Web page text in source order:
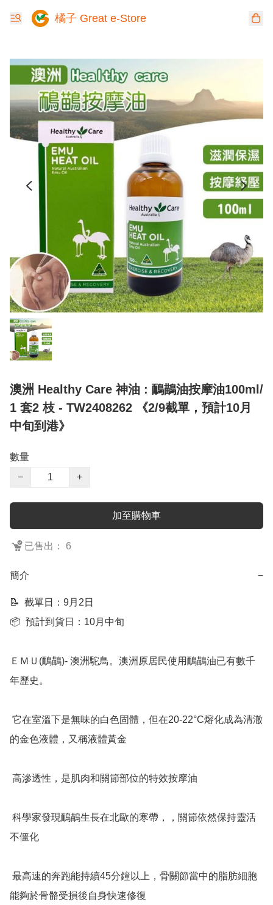
橘子 Great e-Store
澳洲 Healthy Care 神油 : 鴯鶓油按摩油100ml/
1 套2 枝 - TW2408262 《2/9截單，預計10月
中旬到港》
數量
−
+
加至購物車
已售出： 6
簡介 −
📝  截單日：9月2日
📦  預計到貨日：10月中旬
ＥＭＵ(鴯鶓)- 澳洲駝鳥。澳洲原居民使用鴯鶓油已有數千
年歷史。
的金色液體，又稱液體黃金
不僵化
能夠於骨骼受損後自身快速修復